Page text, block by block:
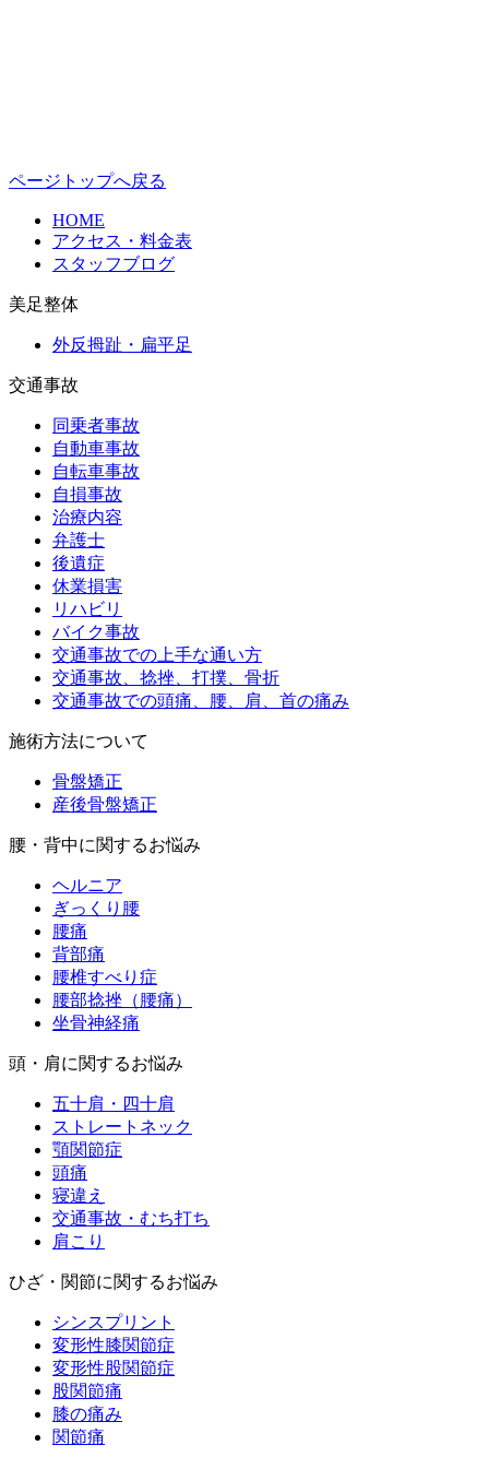
ページトップへ戻る
HOME
アクセス・料金表
スタッフブログ
美足整体
外反拇趾・扁平足
交通事故
同乗者事故
自動車事故
自転車事故
自損事故
治療内容
弁護士
後遺症
休業損害
リハビリ
バイク事故
交通事故での上手な通い方
交通事故、捻挫、打撲、骨折
交通事故での頭痛、腰、肩、首の痛み
施術方法について
骨盤矯正
産後骨盤矯正
腰・背中に関するお悩み
ヘルニア
ぎっくり腰
腰痛
背部痛
腰椎すべり症
腰部捻挫（腰痛）
坐骨神経痛
頭・肩に関するお悩み
五十肩・四十肩
ストレートネック
顎関節症
頭痛
寝違え
交通事故・むち打ち
肩こり
ひざ・関節に関するお悩み
シンスプリント
変形性膝関節症
変形性股関節症
股関節痛
膝の痛み
関節痛